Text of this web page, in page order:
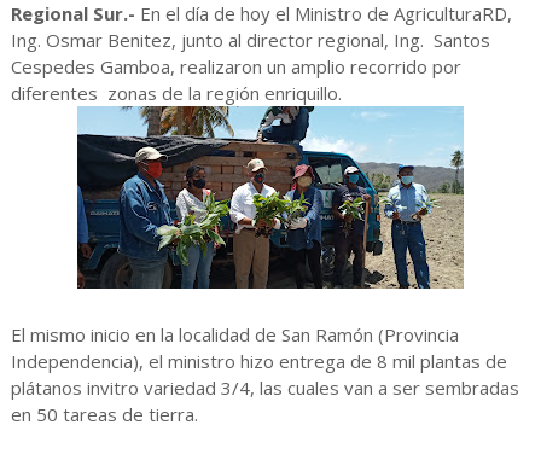
Regional Sur.- En el día de hoy el Ministro de AgriculturaRD,
Ing. Osmar Benitez, junto al director regional, Ing. Santos
Cespedes Gamboa, realizaron un amplio recorrido por
diferentes zonas de la región enriquillo.
El mismo inicio en la localidad de San Ramón (Provincia
Independencia), el ministro hizo entrega de 8 mil plantas de
plátanos invitro variedad 3/4, las cuales van a ser sembradas
en 50 tareas de tierra.